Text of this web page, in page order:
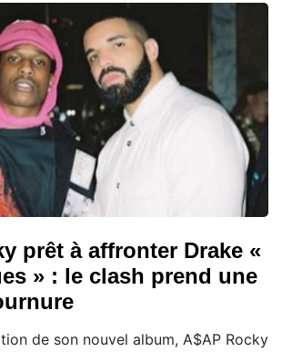
prêt à affronter Drake «
» : le clash prend une
de son nouvel album, A$AP Rocky